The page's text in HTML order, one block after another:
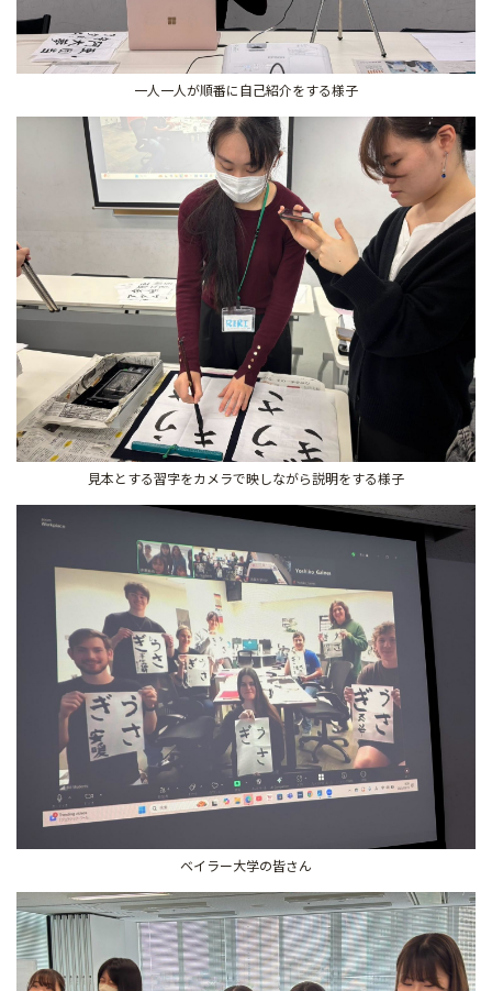
一人一人が順番に自己紹介をする様子
見本とする習字をカメラで映しながら説明をする様子
ベイラー大学の皆さん